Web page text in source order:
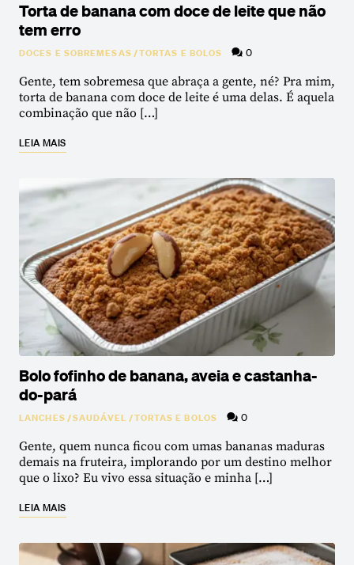
Torta de banana com doce de leite que não
tem erro
DOCES E SOBREMESAS/TORTAS E BOLOS 0
Gente, tem sobremesa que abraça a gente, né? Pra mim,
torta de banana com doce de leite é uma delas. É aquela
combinação que não […]
LEIA MAIS
Bolo fofinho de banana, aveia e castanha-
do-pará
LANCHES/SAUDÁVEL /TORTAS E BOLOS 0
Gente, quem nunca ficou com umas bananas maduras
demais na fruteira, implorando por um destino melhor
que o lixo? Eu vivo essa situação e minha […]
LEIA MAIS